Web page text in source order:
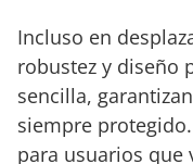
Incluso en
robustez y diseño
sencilla,
siempre
para usuarios que